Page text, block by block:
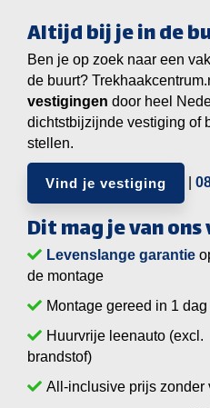
Altijd bij je in de
Ben je op zoek naar een
de buurt?
vestigingen door heel
dichtstbijzijnde vestiging of
stellen.
Vind je vestiging
Dit mag je van
Levenslange garantie
de montage
Montage gereed in 1 dag
Huurvrije leenauto (excl.
brandstof)
All-inclusive prijs zonder